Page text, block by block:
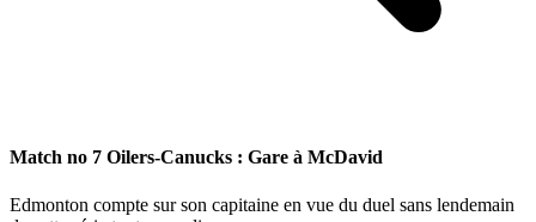
Match no 7 Oilers-Canucks : Gare à McDavid
Edmonton compte sur son capitaine en vue du duel sans lendemain